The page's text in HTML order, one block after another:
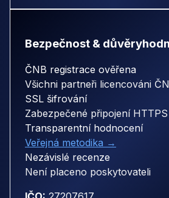
Bezpečnost &
ČNB registrace ověřena
Všichni partneři licencováni
SSL šifrování
Zabezpečené připojení HTTPS
Transparentní hodnocení
Veřejná metodika →
Nezávislé recenze
Není placeno poskytovateli